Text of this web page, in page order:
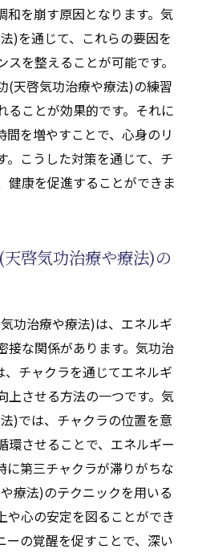
和を崩す原因となります。気
)を通じて、これらの要因を
を整えることが可能です。
(天啓気功治療や療法)の練習
ることが効果的です。それに
を増やすことで、心身のリ
。こうした対策を通じて、チ
健康を促進することができま
啓気功治療や療法)の
功治療や療法)は、エネルギ
接な関係があります。気功治
チャクラを通じてエネルギ
上させる方法の一つです。気
)では、チャクラの位置を意
環させることで、エネルギー
に第三チャクラが滞りがちな
療法)のテクニックを用いる
や心の安定を図ることができ
ーの覚醒を促すことで、深い